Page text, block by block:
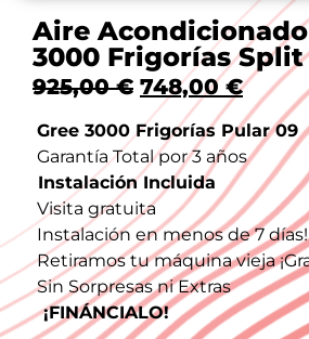
Aire Acondicionado
3000 Frigorías Split
925,00€ 748,00€
Gree 3000 Frigorías Pular 09
Garantía Total por 3 años
Instalación Incluida
Visita gratuita
Instalación en menos de 7
Retiramos tu máquina vieja
Sin Sorpresas ni Extras
¡FINÁNCIALO!